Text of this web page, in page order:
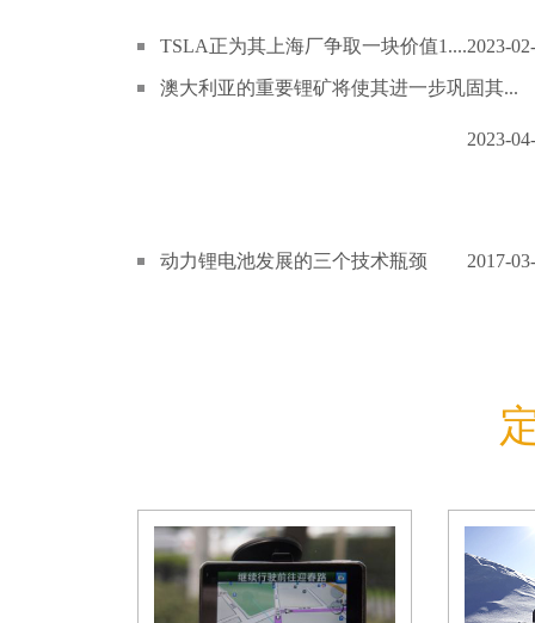
TSLA正为其上海厂争取一块价值1....2023-
澳大利亚的重要锂矿将使其进一步巩固其...
2023-
动力锂电池发展的三个技术瓶颈 2017-